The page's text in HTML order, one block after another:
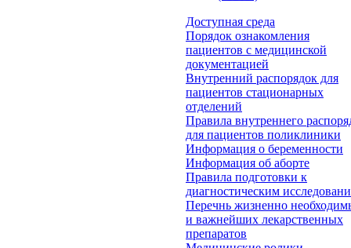
Доступная среда
Порядок ознакомления
пациентов с медицинской
документацией
Внутренний распорядок для
пациентов стационарных
отделений
Правила внутреннего
для пациентов поликлиники
Информация о беременности
Информация об аборте
Правила подготовки к
диагностическим
Перечнь жизненно
и важнейших лекарственных
препаратов